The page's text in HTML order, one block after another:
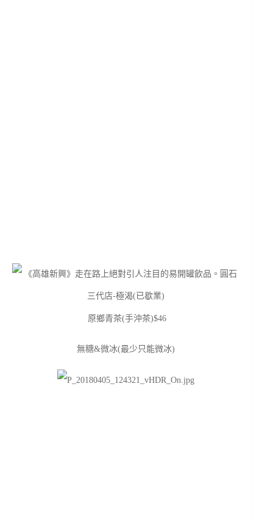
原鄉青茶(手沖茶)$46
無糖&微冰(最少只能微冰)